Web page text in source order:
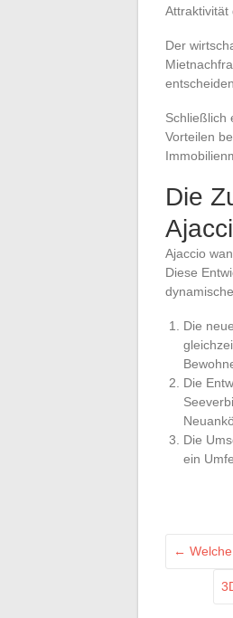
Attraktivität
Der
Schließlich
Vorteilen
Die
Ajaccio
Diese
Die
Die
Die
ein
←